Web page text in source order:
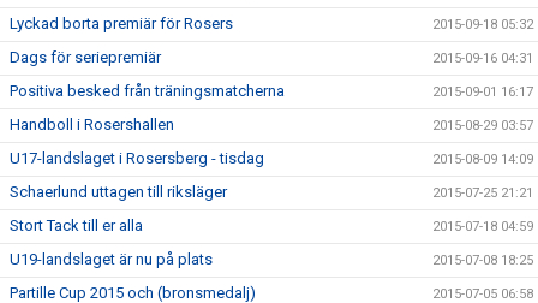
Lyckad borta premiär för Rosers 2015-09-18 05:32
Dags för seriepremiär 2015-09-16 04:31
Positiva besked från träningsmatcherna 2015-09-01 16:17
Handboll i Rosershallen 2015-08-29 03:57
U17-landslaget i Rosersberg - tisdag 2015-08-09 14:09
Schaerlund uttagen till riksläger 2015-07-25 21:21
Stort Tack till er alla 2015-07-18 04:59
U19-landslaget är nu på plats 2015-07-08 18:25
Partille Cup 2015 och (bronsmedalj) 2015-07-05 06:58